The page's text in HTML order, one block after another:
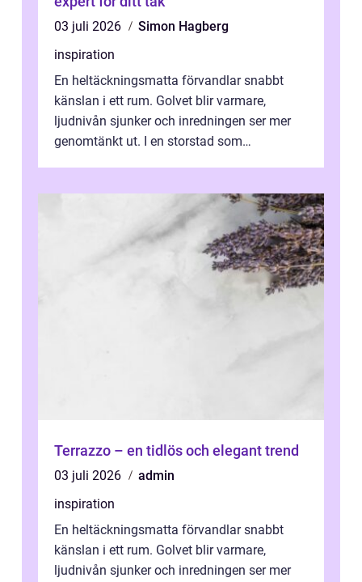
03 juli 2026
Simon Hagberg
inspiration
En heltäckningsmatta förvandlar snabbt
känslan i ett rum. Golvet blir varmare,
ljudnivån sjunker och inredningen ser mer
genomtänkt ut. I en storstad som
Terrazzo – en tidlös och elegant trend
03 juli 2026
admin
inspiration
En heltäckningsmatta förvandlar snabbt
känslan i ett rum. Golvet blir varmare,
ljudnivån sjunker och inredningen ser mer